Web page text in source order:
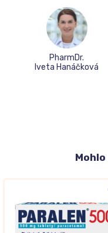
PharmDr.
Iveta Hanáčková
Mohlo